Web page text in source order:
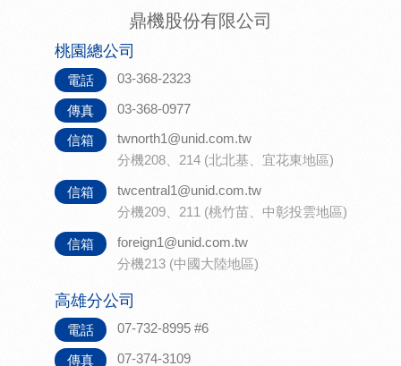
鼎機股份有限公司
桃園總公司
電話 03-368-2323
傳真 03-368-0977
信箱
twnorth1@unid.com.tw
分機208、214 (北北基、宜花東地區)
信箱
twcentral1@unid.com.tw
分機209、211 (桃竹苗、中彰投雲地區)
信箱
foreign1@unid.com.tw
分機213 (中國大陸地區)
高雄分公司
電話 07-732-8995 #6
傳真 07-374-3109